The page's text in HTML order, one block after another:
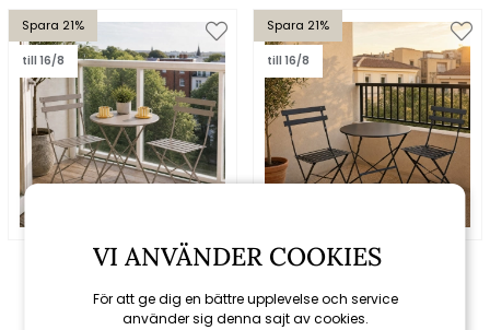
Spara 21%
till 16/8
Sommarboden Selection
1499 kr 1895 kr
Spara 21%
till 16/8
Sommarboden Selection
1499 kr 1895 kr
VI ANVÄNDER COOKIES
För att ge dig en bättre upplevelse och service
använder sig denna sajt av cookies.